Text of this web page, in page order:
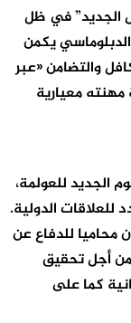
الجديد” في ظل
الدبلوماسي يكمن
والتضامن «عبر
معيارية
الجديد للعولمة،
للعلاقات الدولية.
للدفاع عن
من أجل تحقيق
كما على